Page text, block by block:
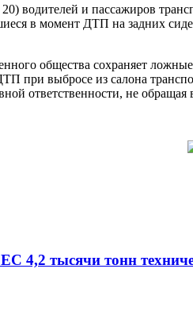
20) водителей и пассажиров
в момент ДТП на задних
общества сохраняет
при выбросе из салона
ответственности, не
4,2 тысячи тонн